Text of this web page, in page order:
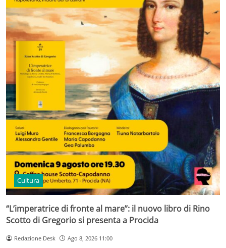
Cultura
“L’imperatrice di fronte al mare”: il nuovo libro di Rino
Scotto di Gregorio si presenta a Procida
Redazione Desk Ago 8, 2026 11:00